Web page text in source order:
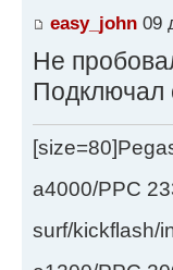
easy_john 09
Не
Подключал
a4000/PPC
surf/kickflash/